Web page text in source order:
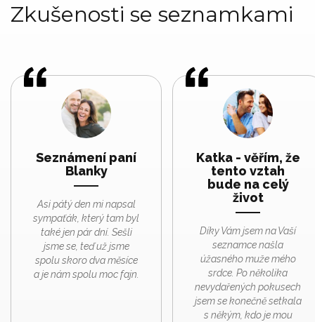
Zkušenosti se seznamkami
Seznámení paní
Blanky
Asi pátý den mi napsal
sympaťák, který tam byl
také jen pár dní. Sešli
jsme se, teď už jsme
spolu skoro dva měsíce
a je nám spolu moc fajn.
Katka - věřím, že
tento vztah
bude na celý
život
Díky Vám jsem na Vaší
seznamce našla
úžasného muže mého
srdce. Po několika
nevydařených pokusech
jsem se konečně setkala
s někým, kdo je mou